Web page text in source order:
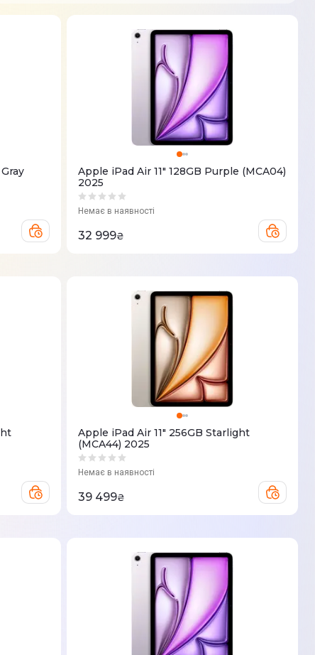
Apple iPad Air 11" 128GB Purple (MCA04)
2025
Немає в наявності
32 999₴
Apple iPad Air 11" 256GB Starlight
(MCA44) 2025
Немає в наявності
39 499₴